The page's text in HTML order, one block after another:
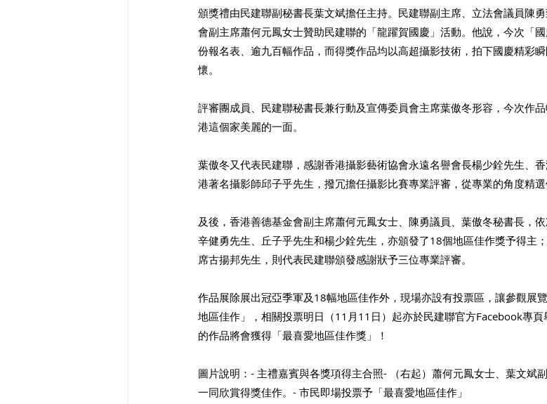
頒獎禮由民建聯副秘書長葉文斌擔任主持。民建聯副主席、立法會議員陳
會副主席蕭何元鳳女士贊助民建聯的「龍躍賀國慶」活動。他說，今次「
份報名表、逾九百幅作品，而得獎作品均以高超攝影技術，拍下國慶精彩
懷。
評審團成員、民建聯秘書長兼行動及宣傳委員會主席葉傲冬形容，今次作
港這個家美麗的一面。
葉傲冬又代表民建聯，感謝香港攝影藝術協會永遠名譽會長楊少銓先生、
港著名攝影師邱子乎先生，撥冗擔任攝影比賽專業評審，從專業的角度精選
及後，香港善德基金會副主席蕭何元鳳女士、陳勇議員、葉傲冬秘書長，
辛健勇先生、丘子乎先生和楊少銓先生，亦頒發了18個地區佳作獎予得主
席古揚邦先生，則代表民建聯頒發感謝狀予三位專業評審。
作品展除展出冠亞季軍及18幅地區佳作外，現場亦設有投票區，讓參觀展
地區佳作」，相關投票明日（11月11日）起亦於民建聯官方Facebook專
的作品將會獲得「最喜愛地區佳作獎」！
圖片說明：- 主禮嘉賓與各獎項得主合照- ⁠（右起）蕭何元鳳女士、葉文斌
一同欣賞得獎佳作。- ⁠市民即場投票予「最喜愛地區佳作」